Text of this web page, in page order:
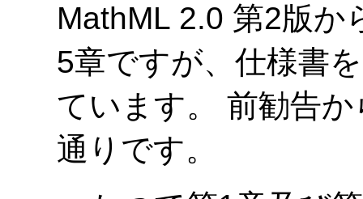
MathML 2.0 第2版か
5章ですが、仕様書
ています。 前勧告
通りです。